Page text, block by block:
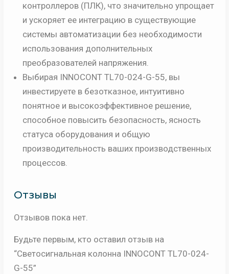
контроллеров (ПЛК), что значительно упрощает
и ускоряет ее интеграцию в существующие
системы автоматизации без необходимости
использования дополнительных
преобразователей напряжения.
Выбирая INNOCONT TL70-024-G-55, вы
инвестируете в безотказное, интуитивно
понятное и высокоэффективное решение,
способное повысить безопасность, ясность
статуса оборудования и общую
производительность ваших производственных
процессов.
Отзывы
Отзывов пока нет.
Будьте первым, кто оставил отзыв на
“Светосигнальная колонна INNOCONT TL70-024-
G-55”